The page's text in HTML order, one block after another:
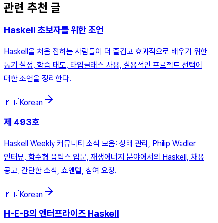
관련 추천 글
Haskell 초보자를 위한 조언
Haskell을 처음 접하는 사람들이 더 즐겁고 효과적으로 배우기 위한
동기 설정, 학습 태도, 타입클래스 사용, 실용적인 프로젝트 선택에
대한 조언을 정리한다.
🇰🇷Korean
제 493호
Haskell Weekly 커뮤니티 소식 모음: 상태 관리, Philip Wadler
인터뷰, 함수형 옵틱스 입문, 재생에너지 분야에서의 Haskell, 채용
공고, 간단한 소식, 쇼앤텔, 참여 요청.
🇰🇷Korean
H-E-B의 엔터프라이즈 Haskell